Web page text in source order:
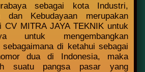
sebagai kota Industri,
dan Kebudayaan merupakan
CV MITRA JAYA TEKNIK untuk
untuk mengembangkan
sebagaimana di ketahui sebagai
dua di Indonesia, maka
suatu pangsa pasar yang